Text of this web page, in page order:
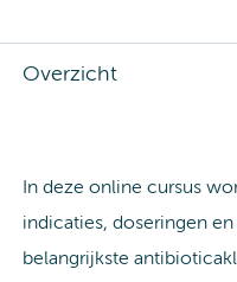
Overzicht
In deze online cursus
indicaties, doseringen
belangrijkste